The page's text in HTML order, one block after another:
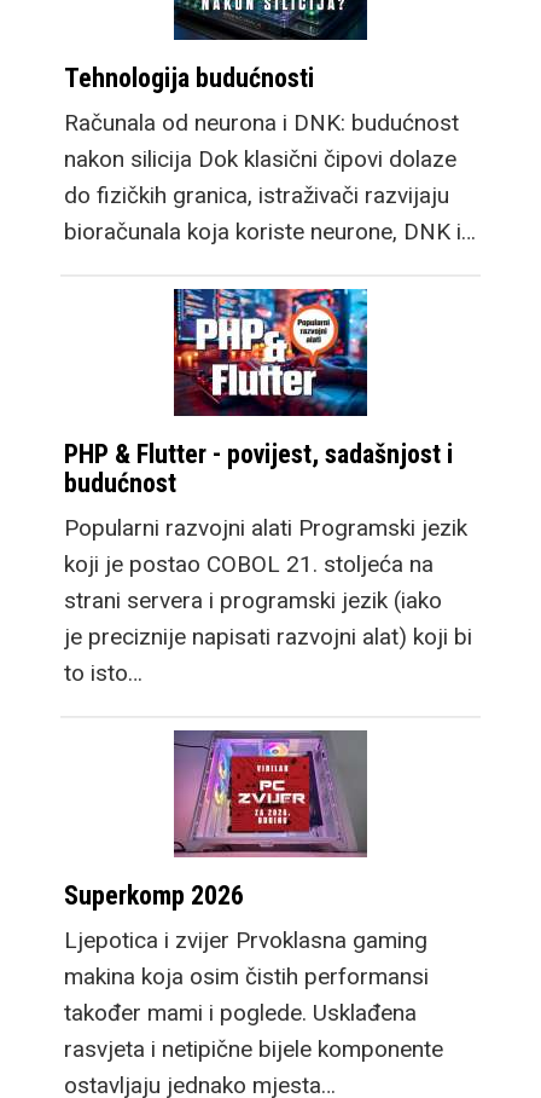
Tehnologija budućnosti
Računala od neurona i DNK: budućnost
nakon silicija Dok klasični čipovi dolaze
do fizičkih granica, istraživači razvijaju
bioračunala koja koriste neurone, DNK i…
PHP & Flutter - povijest, sadašnjost i
budućnost
Popularni razvojni alati Programski jezik
koji je postao COBOL 21. stoljeća na
strani servera i programski jezik (iako
je preciznije napisati razvojni alat) koji bi
to isto…
Superkomp 2026
Ljepotica i zvijer Prvoklasna gaming
makina koja osim čistih performansi
također mami i poglede. Usklađena
rasvjeta i netipične bijele komponente
ostavljaju jednako mjesta…